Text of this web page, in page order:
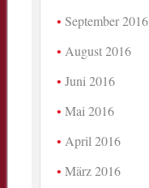
September 2016
August 2016
Juni 2016
Mai 2016
April 2016
März 2016